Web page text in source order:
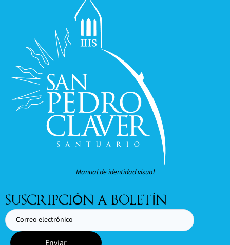
Manual de identidad visual
SUSCRIPCIÓN A BOLETÍN